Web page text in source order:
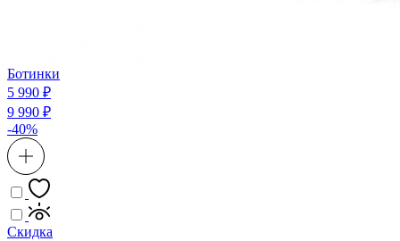
Ботинки
5 990 ₽
9 990 ₽
-40%
Скидка